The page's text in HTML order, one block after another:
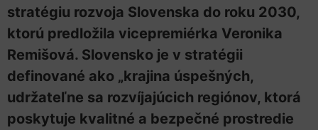
stratégiu rozvoja Slovenska do roku 2030,
ktorú predložila vicepremiérka Veronika
Remišová. Slovensko je v stratégii
definované ako „krajina úspešných,
udržateľne sa rozvíjajúcich regiónov, ktorá
poskytuje kvalitné a bezpečné prostredie